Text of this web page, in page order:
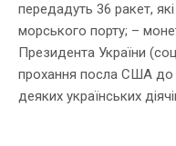
передадуть 36 ракет,
морського порту; –
Президента України
прохання посла США до
деяких українських